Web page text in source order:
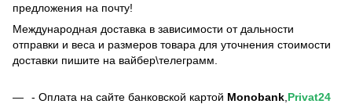
предложения на почту!
Международная доставка в зависимости от дальности
отправки и веса и размеров товара для уточнения стоимости
доставки пишите на вайбер\телеграмм.
- Оплата на сайте банковской картой Monobank Privat24